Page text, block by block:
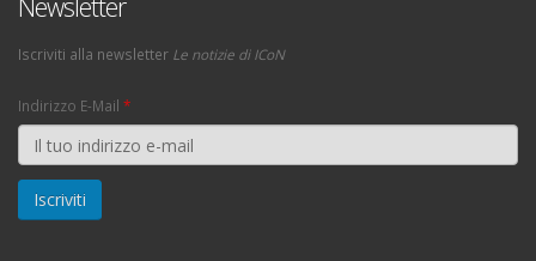
Newsletter
Iscriviti alla newsletter Le notizie di ICoN
Indirizzo E-Mail *